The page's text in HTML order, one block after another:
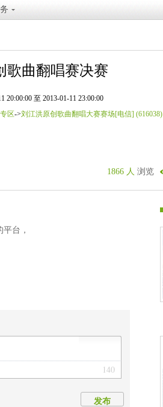
歌曲翻唱赛决赛
20:00:00 至 2013-01-11 23:00:00
区->刘江洪原创歌曲翻唱大赛赛场[电信] (616038)
1866 人 浏览
台，
140
发布